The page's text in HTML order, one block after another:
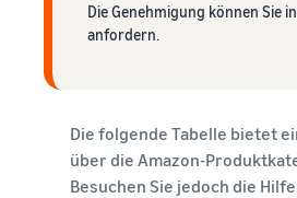
Die Genehmigung können Sie
anfordern.
Die folgende Tabelle bietet
über die Amazon-
Besuchen Sie jedoch die